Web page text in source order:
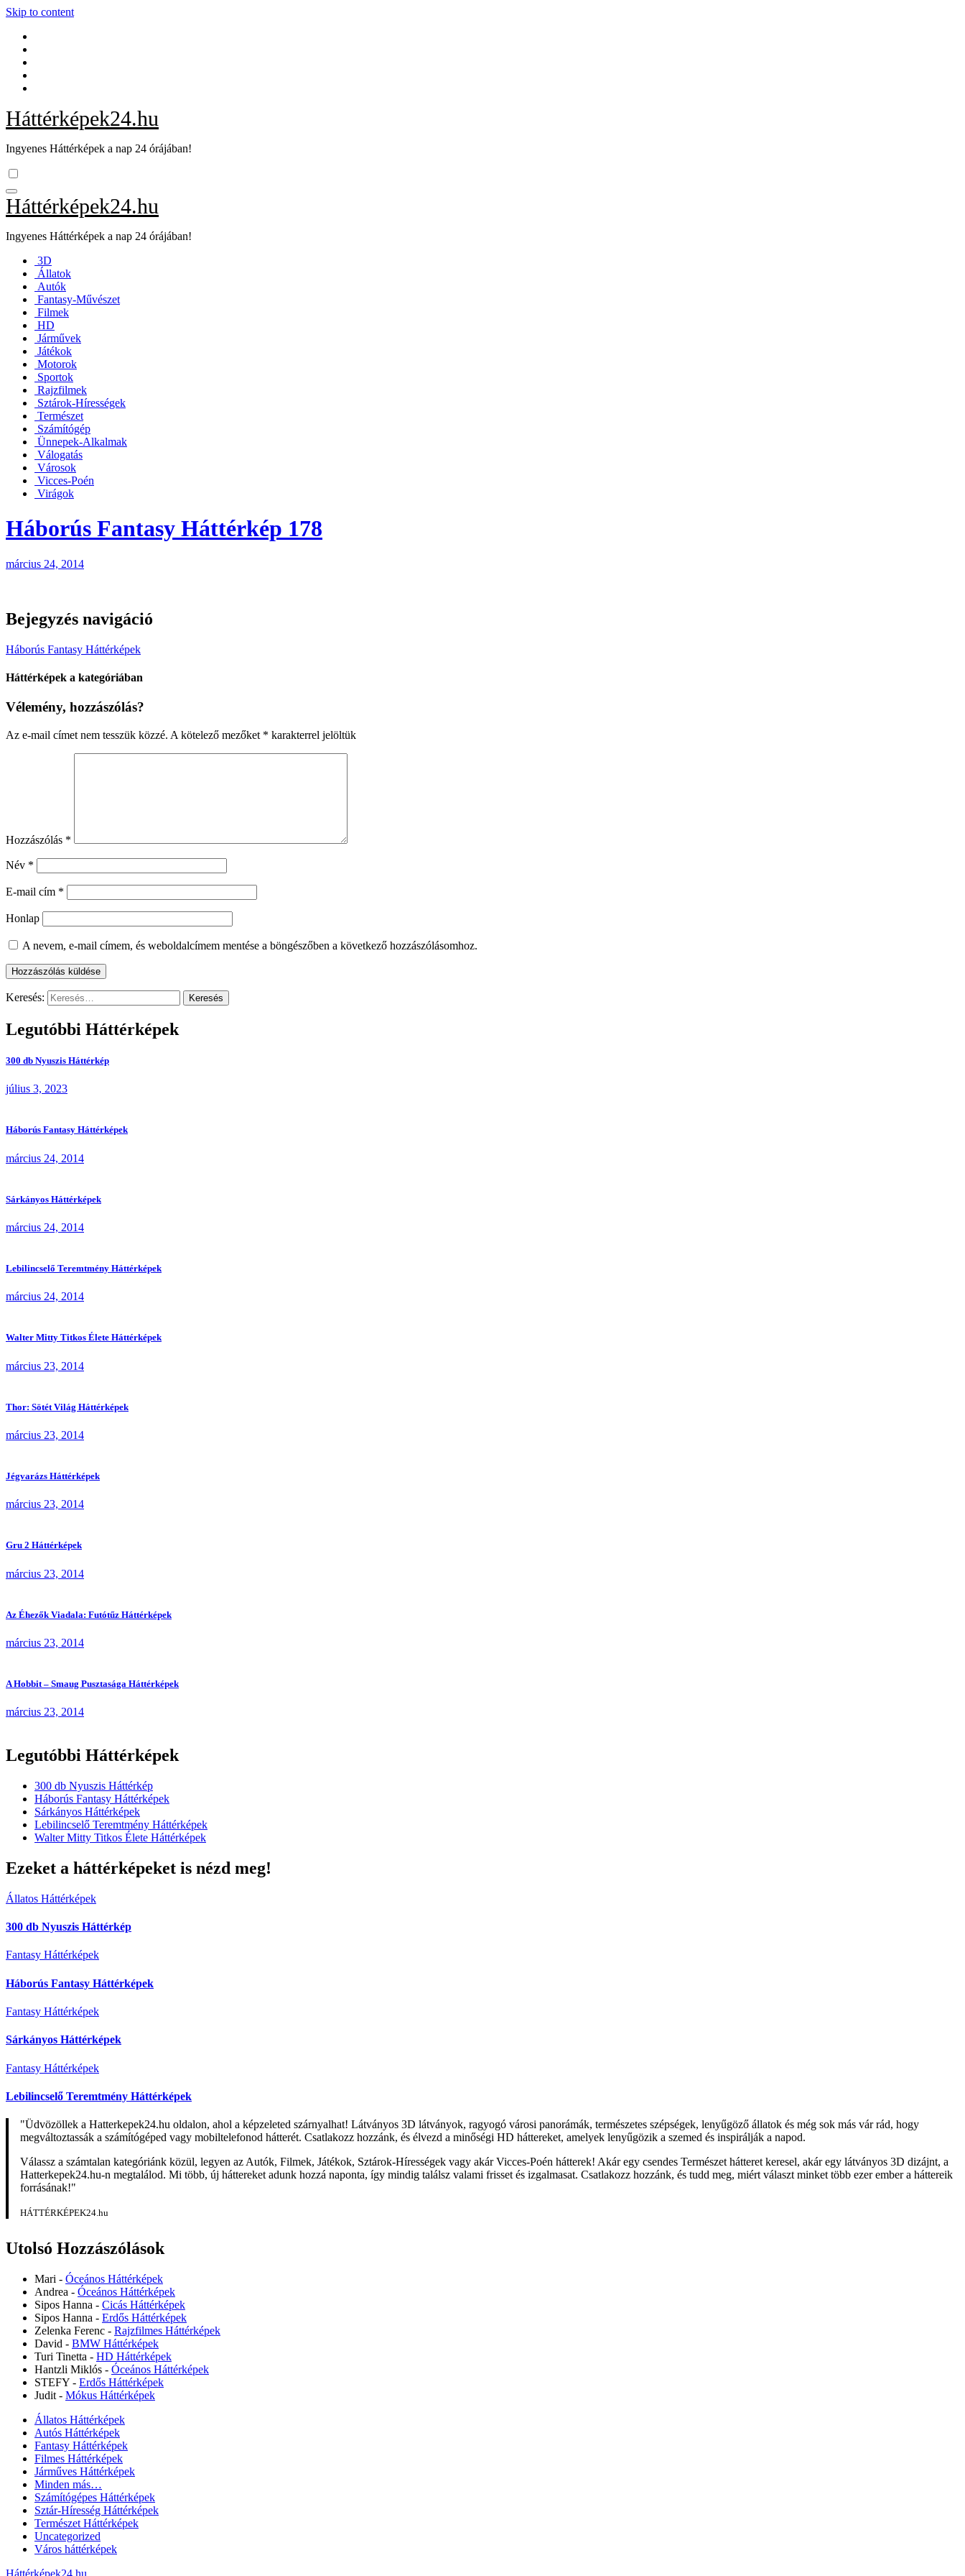
Skip to content
Háttérképek24.hu
Ingyenes Háttérképek a nap 24 órájában!
Háttérképek24.hu
Ingyenes Háttérképek a nap 24 órájában!
3D
Állatok
Autók
Fantasy-Művészet
Filmek
HD
Járművek
Játékok
Motorok
Sportok
Rajzfilmek
Sztárok-Hírességek
Természet
Számítógép
Ünnepek-Alkalmak
Válogatás
Városok
Vicces-Poén
Virágok
Háborús Fantasy Háttérkép 178
március 24, 2014
Bejegyzés navigáció
Háborús Fantasy Háttérképek
Háttérképek a kategóriában
Vélemény, hozzászólás?
Az e-mail címet nem tesszük közzé. A kötelező mezőket * karakterrel jelöltük
Hozzászólás *
Név *
E-mail cím *
Honlap
A nevem, e-mail címem, és weboldalcímem mentése a böngészőben a következő hozzászólásomhoz.
Keresés:
Legutóbbi Háttérképek
300 db Nyuszis Háttérkép
július 3, 2023
Háborús Fantasy Háttérképek
március 24, 2014
Sárkányos Háttérképek
március 24, 2014
Lebilincselő Teremtmény Háttérképek
március 24, 2014
Walter Mitty Titkos Élete Háttérképek
március 23, 2014
Thor: Sötét Világ Háttérképek
március 23, 2014
Jégvarázs Háttérképek
március 23, 2014
Gru 2 Háttérképek
március 23, 2014
Az Éhezők Viadala: Futótűz Háttérképek
március 23, 2014
A Hobbit – Smaug Pusztasága Háttérképek
március 23, 2014
Legutóbbi Háttérképek
300 db Nyuszis Háttérkép
Háborús Fantasy Háttérképek
Sárkányos Háttérképek
Lebilincselő Teremtmény Háttérképek
Walter Mitty Titkos Élete Háttérképek
Ezeket a háttérképeket is nézd meg!
Állatos Háttérképek
300 db Nyuszis Háttérkép
Fantasy Háttérképek
Háborús Fantasy Háttérképek
Fantasy Háttérképek
Sárkányos Háttérképek
Fantasy Háttérképek
Lebilincselő Teremtmény Háttérképek
"Üdvözöllek a Hatterkepek24.hu oldalon, ahol a képzeleted szárnyalhat! Látványos 3D látványok, ragyogó városi panorámák, természetes szépségek, lenyűgöző állatok és még sok más vár rád, hogy
megváltoztassák a számítógéped vagy mobiltelefonod hátterét. Csatlakozz hozzánk, és élvezd a minőségi HD háttereket, amelyek lenyűgözik a szemed és inspirálják a napod.
Válassz a számtalan kategóriánk közül, legyen az Autók, Filmek, Játékok, Sztárok-Hírességek vagy akár Vicces-Poén hátterek! Akár egy csendes Természet hátteret keresel, akár egy látványos 3D dizájnt, a
Hatterkepek24.hu-n megtalálod. Mi több, új háttereket adunk hozzá naponta, így mindig találsz valami frisset és izgalmasat. Csatlakozz hozzánk, és tudd meg, miért választ minket több ezer ember a háttereik
forrásának!"
HÁTTÉRKÉPEK24.hu
Utolsó Hozzászólások
Mari - Óceános Háttérképek
Andrea - Óceános Háttérképek
Sipos Hanna - Cicás Háttérképek
Sipos Hanna - Erdős Háttérképek
Zelenka Ferenc - Rajzfilmes Háttérképek
David - BMW Háttérképek
Turi Tinetta - HD Háttérképek
Hantzli Miklós - Óceános Háttérképek
STEFY - Erdős Háttérképek
Judit - Mókus Háttérképek
Állatos Háttérképek
Autós Háttérképek
Fantasy Háttérképek
Filmes Háttérképek
Járműves Háttérképek
Minden más…
Számítógépes Háttérképek
Sztár-Híresség Háttérképek
Természet Háttérképek
Uncategorized
Város háttérképek
Háttérképek24.hu